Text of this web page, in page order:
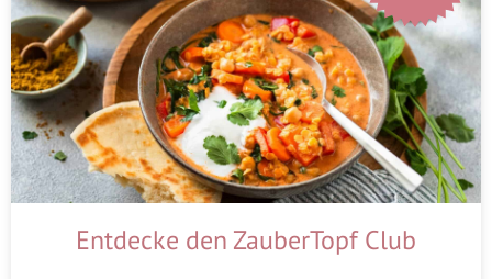
Entdecke den ZauberTopf Club